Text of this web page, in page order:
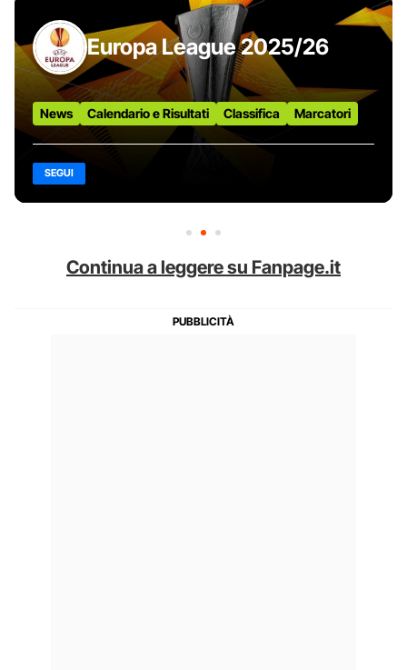
Europa League 2025/26
News Calendario e Risultati Classifica Marcatori
SEGUI
Continua a leggere su Fanpage.it